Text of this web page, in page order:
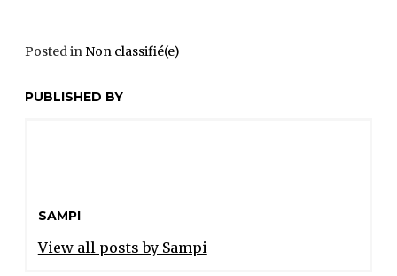
Posted in Non classifié(e)
PUBLISHED BY
SAMPI
View all posts by Sampi